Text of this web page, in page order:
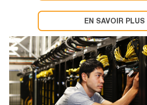
EN SAVOIR PLUS